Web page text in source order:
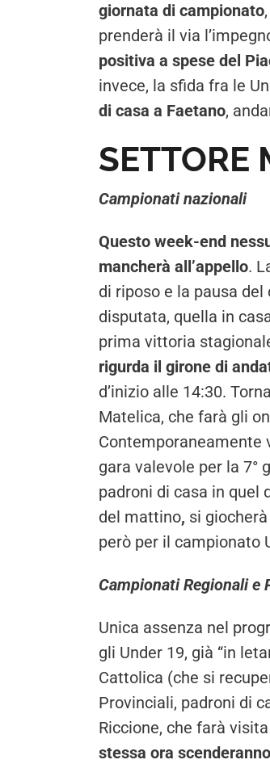
giornata di campionato
prenderà il via
positiva a spese del
invece, la sfida fra le
di casa a Faetano,
SETTORE
Campionati nazionali
Questo week-end
mancherà all’appello.
di riposo e la pausa
disputata, quella in
prima vittoria
rigurda il girone di
d’inizio alle 14:30.
Matelica, che farà gli
Contemporaneamente
gara valevole per la 7°
padroni di casa in quel
del mattino, si
però per il campionato
Campionati Regionali e
Unica assenza nel
gli Under 19, già “in
Cattolica (che si
Provinciali, padroni di
Riccione, che farà
stessa ora